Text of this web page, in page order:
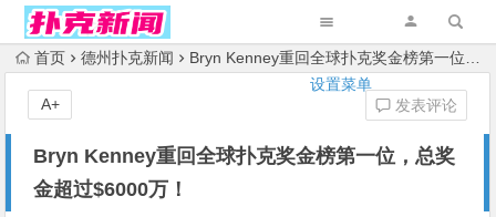
设置菜单
首页 德州扑克新闻 Bryn Kenney重回全球扑克奖金榜第一位，总奖金超过$6000万！
Bryn Kenney重回全球扑克奖金榜第一位，总奖
金超过$6000万！
发表评论
A+